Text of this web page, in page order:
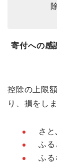
寄付への感
控除の上限
り、損をしま
さと
ふる
ふる